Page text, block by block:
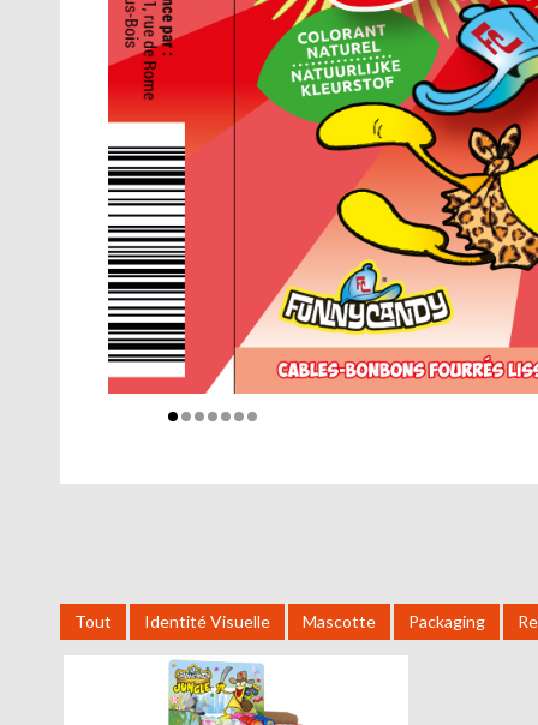
Tout Identité Visuelle Mascotte Packaging